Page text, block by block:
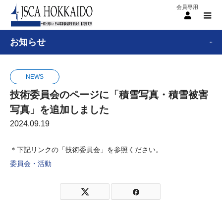
menu
お知らせ
NEWS
技術委員会のページに「積雪写真・積雪被害
写真」を追加しました
2024.09.19
＊下記リンクの「技術委員会」を参照ください。
委員会・活動